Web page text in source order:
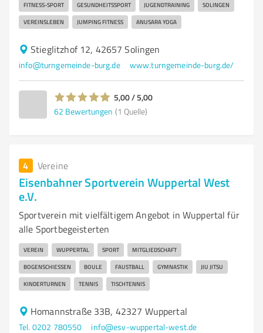
FITNESS-SPORT GESUNDHEITSSPORT JUGENDTRAINING SOLINGEN
VEREINSLEBEN JUMPING FITNESS ANUSARA YOGA
Stieglitzhof 12, 42657 Solingen
info@turngemeinde-burg.de www.turngemeinde-burg.de/
5,00 / 5,00
62 Bewertungen (1 Quelle)
4 Vereine
Eisenbahner Sportverein Wuppertal West
e.V.
Sportverein mit vielfältigem Angebot in Wuppertal für
alle Sportbegeisterten
VEREIN WUPPERTAL SPORT MITGLIEDSCHAFT
BOGENSCHIESSEN BOULE FAUSTBALL GYMNASTIK JIU JITSU
KINDERTURNEN TENNIS TISCHTENNIS
Homannstraße 33B, 42327 Wuppertal
Tel. 0202 780550
info@esv-wuppertal-west.de